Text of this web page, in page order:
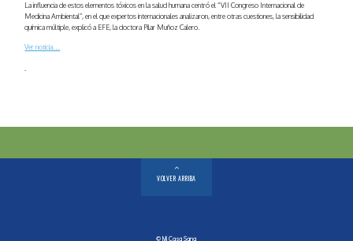
La influencia de estos elementos tóxicos en la salud humana centró el “VII Congreso Internacional de
Medicina Ambiental”, en el que expertos internacionales analizaron, entre otras cuestiones, la sensibilidad
química múltiple, explicó a EFE, la doctora Pilar Muñoz Calero.
Ver noticia…
VOLVER ARRIBA
© Mi Casa Sana